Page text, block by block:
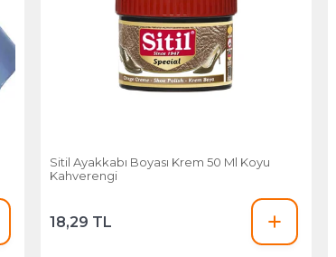
Sitil Ayakkabı Boyası Krem 50 Ml Koyu
Kahverengi
18,29 TL